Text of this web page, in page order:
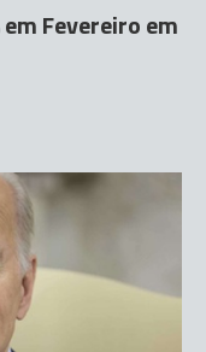
Fevereiro em